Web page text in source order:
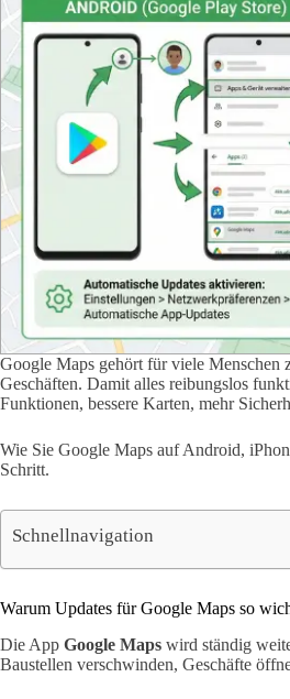
Google Maps gehört für viele Menschen
Geschäften. Damit alles reibungslos
Funktionen, bessere Karten, mehr
Wie Sie Google Maps auf Android,
Schritt.
Schnellnavigation
Warum Updates für Google Maps so
Die App Google Maps wird ständig
Baustellen verschwinden, Geschäfte